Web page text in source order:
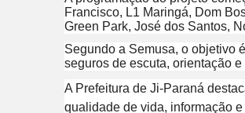
Francisco, L1 Maringá, Dom
Green Park, José dos Santos,
Segundo a Semusa, o objetivo
seguros de escuta, orientação
A Prefeitura de Ji-Paraná
qualidade de vida, informação